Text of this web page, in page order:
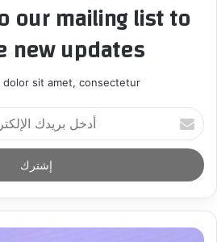
our mailing list to
new updates!
dolor sit amet, consectetur.
أ
د
خ
ل
ر
د